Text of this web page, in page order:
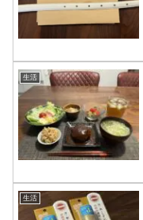
生活
生活